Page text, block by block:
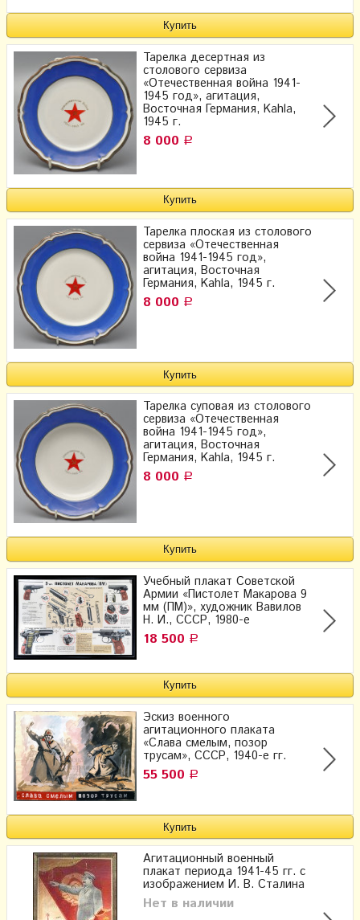
Тарелка десертная из
столового​ сервиза
«Отечественная война 1941-
1945 год», агитация,
Восточная Германия, Kahla,
1945 г.
8 000 Р
Тарелка плоская из столового
сервиза «Отечественная
война 1941-1945 год»,
агитация, Восточная
Германия, Kahla, 1945 г.
8 000 Р
Тарелка суповая из столового​
сервиза «Отечественная
война 1941-1945 год»,
агитация, Восточная
Германия, Kahla, 1945 г.
8 000 Р
Учебный плакат Советской
Армии «Пистолет Макарова 9
мм (ПМ)», художник Вавилов
Н. И., СССР, 1980-е
18 500 Р
Эскиз военного
агитационного плаката
«Слава смелым, позор
трусам», СССР, 1940-е гг.
55 500 Р
Агитационный военный
плакат периода 1941-45 гг. с
изображением И. В. Сталина
Нет в наличии